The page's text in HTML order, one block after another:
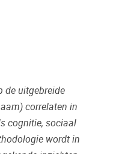
de uitgebreide
correlaten in
cognitie, sociaal
wordt in